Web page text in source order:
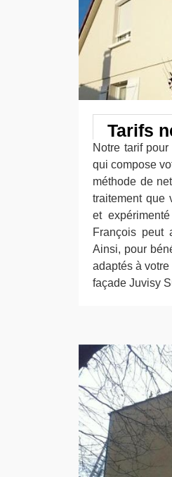
Tarifs
Notre tarif
qui compose
méthode de
traitement que
et
François peut
Ainsi, pour
adaptés à
façade Juvisy